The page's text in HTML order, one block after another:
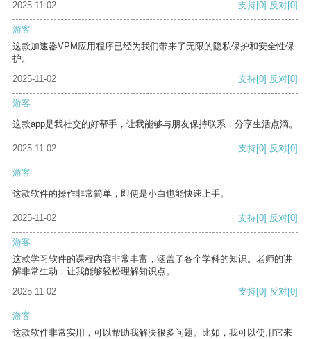
2025-11-02 支持[0] 反对[0]
游客
这款加速器VPM应用程序已经为我们带来了无限的隐私保护和安全性保
护。
2025-11-02
支持[0] 反对[0]
游客
这款app是我社交的好帮手，让我能够与朋友保持联系，分享生活点滴。
2025-11-02 支持[0] 反对[0]
游客
这款软件的操作非常简单，即使是小白也能快速上手。
2025-11-02 支持[0] 反对[0]
游客
这款学习软件的课程内容非常丰富，涵盖了各个学科的知识。老师的讲
解非常生动，让我能够轻松理解知识点。
2025-11-02
支持[0] 反对[0]
游客
这款软件非常实用，可以帮助我解决很多问题。比如，我可以使用它来